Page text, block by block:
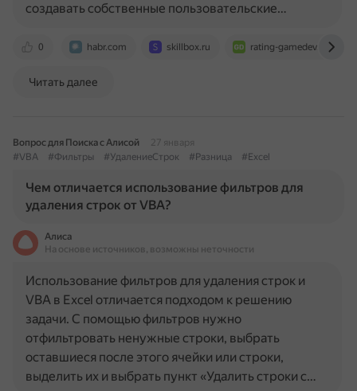
0 habr.com skillbox.ru rating-gamedev.ru
создавать собственные пользовательские…
Читать далее
Вопрос для Поиска с Алисой
27 января
#VBA
#Фильтры #УдалениеСтрок #Разница #Excel
Чем отличается использование фильтров для
удаления строк от VBA?
Алиса
На основе источников, возможны неточности
Использование фильтров для удаления строк и
VBA в Excel отличается подходом к решению
задачи. С помощью фильтров нужно
отфильтровать ненужные строки, выбрать
оставшиеся после этого ячейки или строки,
выделить их и выбрать пункт «Удалить строки с…